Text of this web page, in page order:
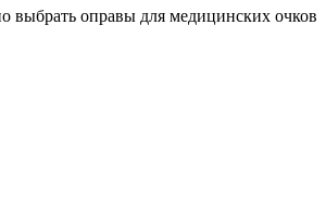
оправы для медицинских очков